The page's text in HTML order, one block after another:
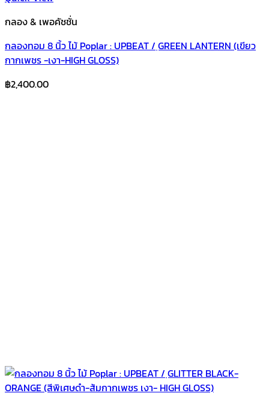
กลอง & เพอคัชชั่น
กลองทอม 8 นิ้ว ไม้ Poplar : UPBEAT / ฺGREEN LANTERN (เขียว
กากเพชร -เงา-HIGH GLOSS)
฿2,400.00